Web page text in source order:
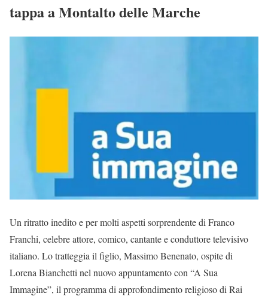
tappa a Montalto delle Marche
Un ritratto inedito e per molti aspetti sorprendente di Franco
Franchi, celebre attore, comico, cantante e conduttore televisivo
italiano. Lo tratteggia il figlio, Massimo Benenato, ospite di
Lorena Bianchetti nel nuovo appuntamento con “A Sua
Immagine”, il programma di approfondimento religioso di Rai